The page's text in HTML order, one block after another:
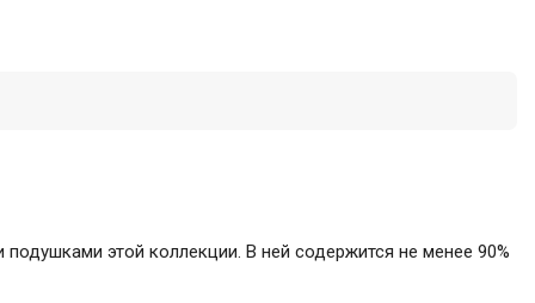
этой коллекции. В ней содержится не менее 90%